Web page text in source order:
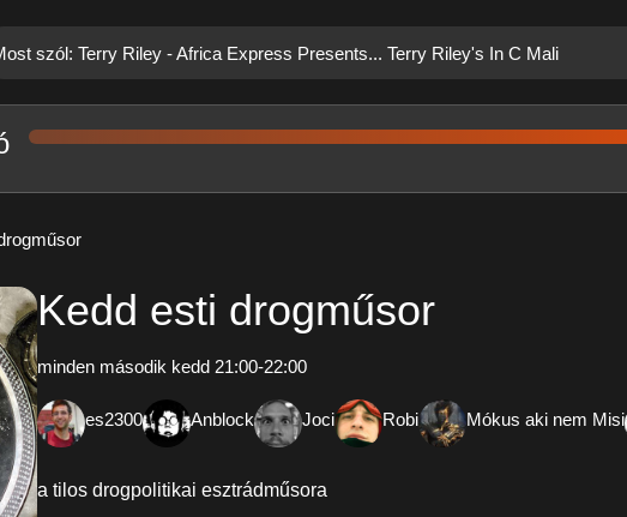
szól: Terry Riley - Africa Express Presents... Terry Riley's In C Mali
Kedd esti drogműsor
minden második kedd 21:00-22:00
es2300 Anblock Joci Robi Mókus aki nem Misi
a tilos drogpolitikai esztrádműsora